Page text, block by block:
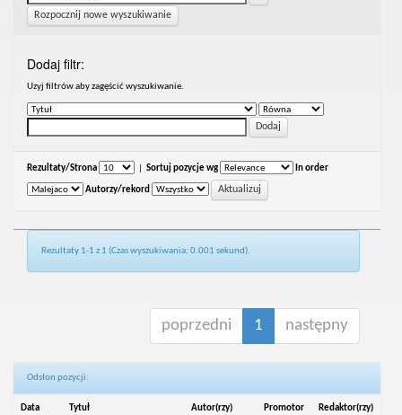
Rozpocznij nowe wyszukiwanie
Dodaj filtr:
Uzyj filtrów aby zagęścić wyszukiwanie.
Rezultaty/Strona Sortuj pozycje wg In order
Autorzy/rekord
Rezultaty 1-1 z 1 (Czas wyszukiwania: 0.001 sekund).
poprzedni 1 następny
Odsłon pozycji:
Data
Tytuł Autor(rzy) Promotor Redaktor(rzy)